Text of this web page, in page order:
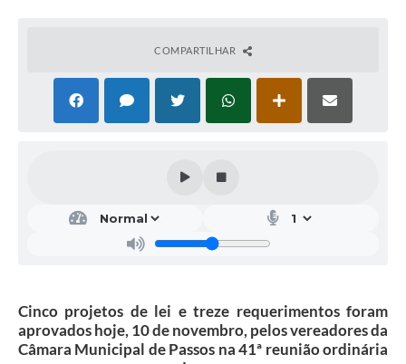
COMPARTILHAR
Cinco projetos de lei e treze requerimentos foram
aprovados hoje, 10 de novembro, pelos vereadores da
Câmara Municipal de Passos na 41ª reunião ordinária